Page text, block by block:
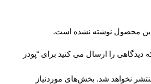
این محصول نوشته نشده است.
دیدگاهی را ارسال می کنید برای “پودر
نخواهد شد. بخش‌های موردنیاز